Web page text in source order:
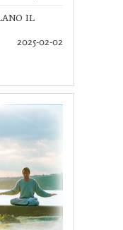
IL
2025-02-02